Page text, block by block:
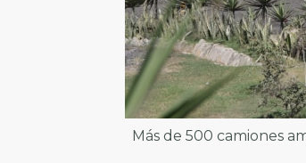
Más de 500 camiones